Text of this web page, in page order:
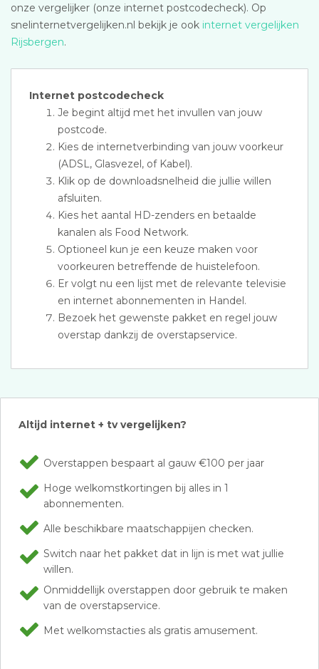
onze vergelijker (onze internet postcodecheck). Op
snelinternetvergelijken.nl bekijk je ook internet vergelijken
Rijsbergen.
Internet postcodecheck
Je begint altijd met het invullen van jouw
postcode.
Kies de internetverbinding van jouw voorkeur
(ADSL, Glasvezel, of Kabel).
Klik op de downloadsnelheid die jullie willen
afsluiten.
Kies het aantal HD-zenders en betaalde
kanalen als Food Network.
Optioneel kun je een keuze maken voor
voorkeuren betreffende de huistelefoon.
Er volgt nu een lijst met de relevante televisie
en internet abonnementen in Handel.
Bezoek het gewenste pakket en regel jouw
overstap dankzij de overstapservice.
Altijd internet + tv vergelijken?
Overstappen bespaart al gauw €100 per jaar
Hoge welkomstkortingen bij alles in 1
abonnementen.
Alle beschikbare maatschappijen checken.
Switch naar het pakket dat in lijn is met wat jullie
willen.
Onmiddellijk overstappen door gebruik te maken
van de overstapservice.
Met welkomstacties als gratis amusement.